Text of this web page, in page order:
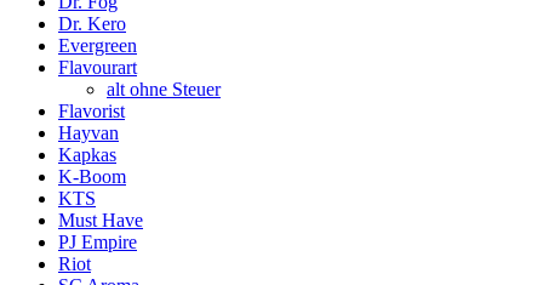
Dr. Kero
Evergreen
Flavourart
alt ohne Steuer
Flavorist
Hayvan
Kapkas
K-Boom
KTS
Must Have
PJ Empire
Riot